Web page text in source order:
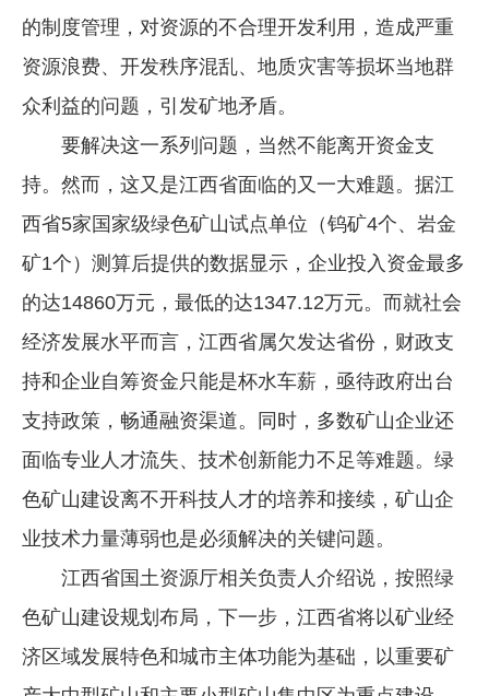
的制度管理，对资源的不合理开发利用，造成严重
资源浪费、开发秩序混乱、地质灾害等损坏当地群
众利益的问题，引发矿地矛盾。
要解决这一系列问题，当然不能离开资金支
持。然而，这又是江西省面临的又一大难题。据江
西省5家国家级绿色矿山试点单位（钨矿4个、岩金
矿1个）测算后提供的数据显示，企业投入资金最多
的达14860万元，最低的达1347.12万元。而就社会
经济发展水平而言，江西省属欠发达省份，财政支
持和企业自筹资金只能是杯水车薪，亟待政府出台
支持政策，畅通融资渠道。同时，多数矿山企业还
面临专业人才流失、技术创新能力不足等难题。绿
色矿山建设离不开科技人才的培养和接续，矿山企
业技术力量薄弱也是必须解决的关键问题。
江西省国土资源厅相关负责人介绍说，按照绿
色矿山建设规划布局，下一步，江西省将以矿业经
济区域发展特色和城市主体功能为基础，以重要矿